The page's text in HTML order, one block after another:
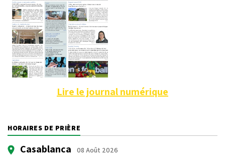
Lire le journal numérique
HORAIRES DE PRIÈRE
Casablanca 08 Août 2026